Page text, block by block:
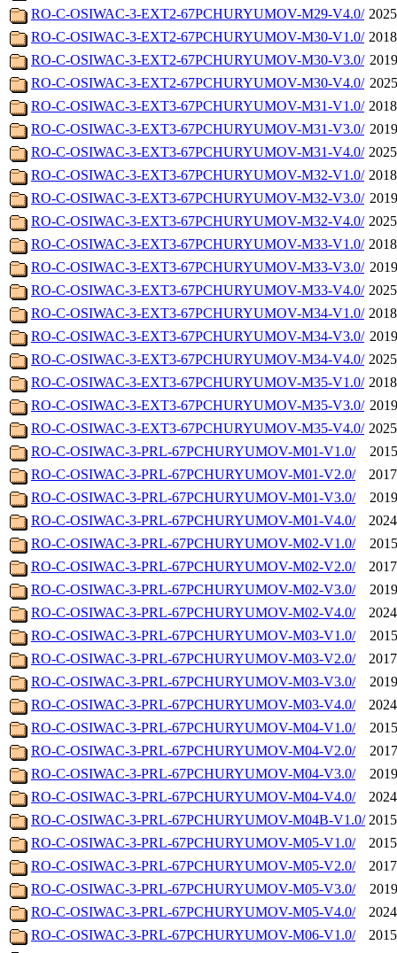
RO-C-OSIWAC-3-EXT2-67PCHURYUMOV-M29-V4.0/
RO-C-OSIWAC-3-EXT2-67PCHURYUMOV-M30-V1.0/
RO-C-OSIWAC-3-EXT2-67PCHURYUMOV-M30-V3.0/
RO-C-OSIWAC-3-EXT2-67PCHURYUMOV-M30-V4.0/
RO-C-OSIWAC-3-EXT3-67PCHURYUMOV-M31-V1.0/
RO-C-OSIWAC-3-EXT3-67PCHURYUMOV-M31-V3.0/
RO-C-OSIWAC-3-EXT3-67PCHURYUMOV-M31-V4.0/
RO-C-OSIWAC-3-EXT3-67PCHURYUMOV-M32-V1.0/
RO-C-OSIWAC-3-EXT3-67PCHURYUMOV-M32-V3.0/
RO-C-OSIWAC-3-EXT3-67PCHURYUMOV-M32-V4.0/
RO-C-OSIWAC-3-EXT3-67PCHURYUMOV-M33-V1.0/
RO-C-OSIWAC-3-EXT3-67PCHURYUMOV-M33-V3.0/
RO-C-OSIWAC-3-EXT3-67PCHURYUMOV-M33-V4.0/
RO-C-OSIWAC-3-EXT3-67PCHURYUMOV-M34-V1.0/
RO-C-OSIWAC-3-EXT3-67PCHURYUMOV-M34-V3.0/
RO-C-OSIWAC-3-EXT3-67PCHURYUMOV-M34-V4.0/
RO-C-OSIWAC-3-EXT3-67PCHURYUMOV-M35-V1.0/
RO-C-OSIWAC-3-EXT3-67PCHURYUMOV-M35-V3.0/
RO-C-OSIWAC-3-EXT3-67PCHURYUMOV-M35-V4.0/
RO-C-OSIWAC-3-PRL-67PCHURYUMOV-M01-V1.0/
RO-C-OSIWAC-3-PRL-67PCHURYUMOV-M01-V2.0/
RO-C-OSIWAC-3-PRL-67PCHURYUMOV-M01-V3.0/
RO-C-OSIWAC-3-PRL-67PCHURYUMOV-M01-V4.0/
RO-C-OSIWAC-3-PRL-67PCHURYUMOV-M02-V1.0/
RO-C-OSIWAC-3-PRL-67PCHURYUMOV-M02-V2.0/
RO-C-OSIWAC-3-PRL-67PCHURYUMOV-M02-V3.0/
RO-C-OSIWAC-3-PRL-67PCHURYUMOV-M02-V4.0/
RO-C-OSIWAC-3-PRL-67PCHURYUMOV-M03-V1.0/
RO-C-OSIWAC-3-PRL-67PCHURYUMOV-M03-V2.0/
RO-C-OSIWAC-3-PRL-67PCHURYUMOV-M03-V3.0/
RO-C-OSIWAC-3-PRL-67PCHURYUMOV-M03-V4.0/
RO-C-OSIWAC-3-PRL-67PCHURYUMOV-M04-V1.0/
RO-C-OSIWAC-3-PRL-67PCHURYUMOV-M04-V2.0/
RO-C-OSIWAC-3-PRL-67PCHURYUMOV-M04-V3.0/
RO-C-OSIWAC-3-PRL-67PCHURYUMOV-M04-V4.0/
RO-C-OSIWAC-3-PRL-67PCHURYUMOV-M04B-V1.0/
RO-C-OSIWAC-3-PRL-67PCHURYUMOV-M05-V1.0/
RO-C-OSIWAC-3-PRL-67PCHURYUMOV-M05-V2.0/
RO-C-OSIWAC-3-PRL-67PCHURYUMOV-M05-V3.0/
RO-C-OSIWAC-3-PRL-67PCHURYUMOV-M05-V4.0/
RO-C-OSIWAC-3-PRL-67PCHURYUMOV-M06-V1.0/